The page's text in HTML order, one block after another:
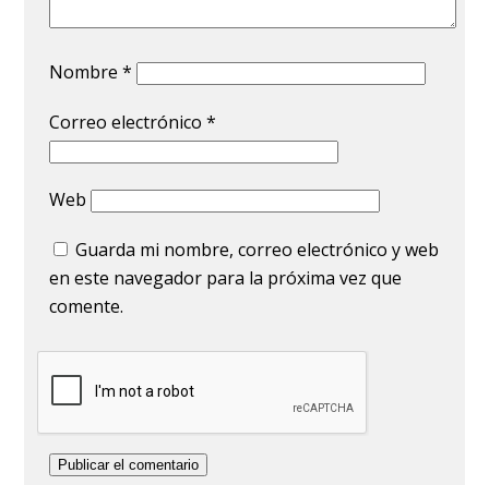
Nombre*
Correo electrónico*
Web
Guarda mi nombre, correo electrónico y web
en este navegador para la próxima vez que
comente.